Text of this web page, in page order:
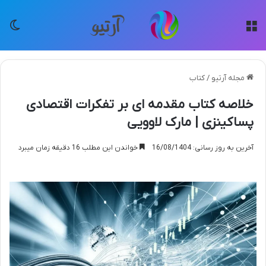
مجله آرتیو /کتاب
خلاصه کتاب مقدمه ای بر تفکرات اقتصادی
پساکینزی | مارک لاوویی
آخرین به روز رسانی: 16/08/1404 خواندن این مطلب 16 دقیقه زمان میبرد